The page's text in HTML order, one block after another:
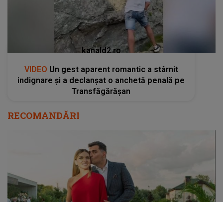
kanald2.ro
VIDEO Un gest aparent romantic a stârnit
indignare și a declanșat o anchetă penală pe
Transfăgărășan
RECOMANDĂRI